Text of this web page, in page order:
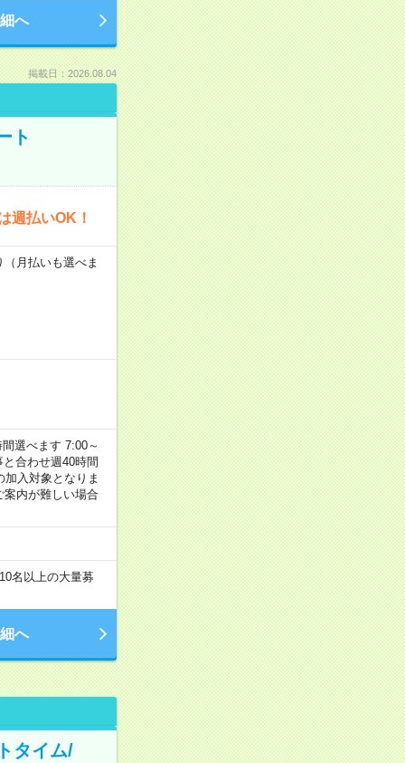
へ
掲載日：2026.08.04
ト
週払いOK！
月払いも選べま
選べます 7:00～
合わせ週40時間
入対象となりま
内が難しい場合
名以上の大量募
へ
タイム/